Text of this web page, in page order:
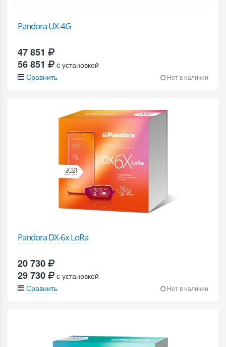
Pandora UX-4G
47 851
56 851
c установкой
Сравнить
Нет в наличии
Pandora DX-6x LoRa
20 730
29 730
c установкой
Сравнить
Нет в наличии